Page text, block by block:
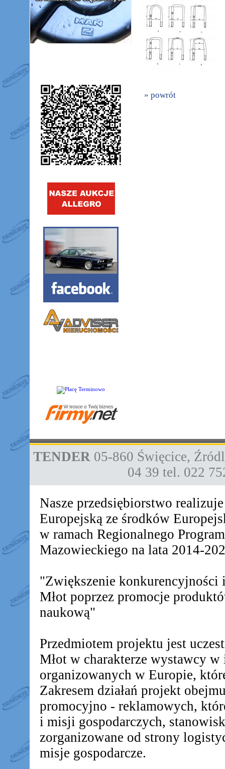
» powrót
TENDER 05-860 Święcice,
04 39 tel. 022
Nasze przedsiębiorstwo
Europejską ze środków
w ramach Regionalnego
Mazowieckiego na lata 2014-
"Zwiększenie
Młot poprzez promocje
naukową"
Przedmiotem projektu jest
Młot w charakterze wystawcy
organizowanych w Europie,
Zakresem działań projekt
promocyjno - reklamowych,
i misji gospodarczych,
zorganizowane od strony
misje gospodarcze.